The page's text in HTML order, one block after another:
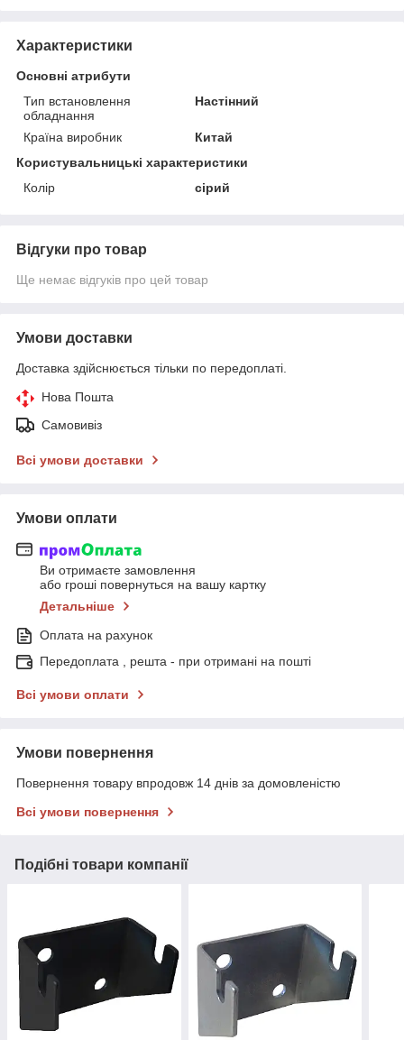
Характеристики
Основні атрибути
Тип встановлення
обладнання
Настінний
Країна виробник
Китай
Користувальницькі характеристики
Колір
сірий
Відгуки про товар
Ще немає відгуків про цей товар
Умови доставки
Доставка здійснюється тільки по передоплаті.
Нова Пошта
Самовивіз
Всі умови доставки
Умови оплати
Ви отримаєте замовлення
або гроші повернуться на вашу картку
Детальніше
Оплата на рахунок
Передоплата , решта - при отримані на пошті
Всі умови оплати
Умови повернення
Повернення товару впродовж 14 днів за домовленістю
Всі умови повернення
Подібні товари компанії